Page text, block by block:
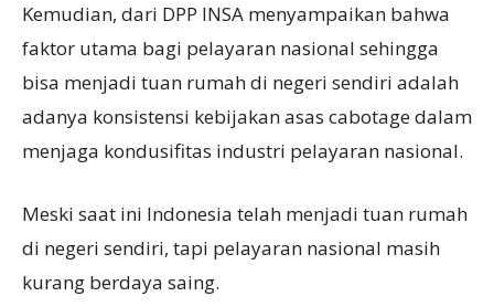
Kemudian, dari DPP INSA menyampaikan bahwa
faktor utama bagi pelayaran nasional sehingga
bisa menjadi tuan rumah di negeri sendiri adalah
adanya konsistensi kebijakan asas cabotage dalam
menjaga kondusifitas industri pelayaran nasional.
Meski saat ini Indonesia telah menjadi tuan rumah
di negeri sendiri, tapi pelayaran nasional masih
kurang berdaya saing.